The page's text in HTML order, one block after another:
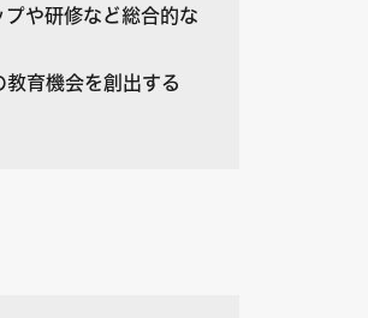
や研修など総合的な
育機会を創出する